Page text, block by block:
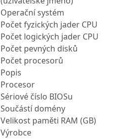
Operační systém
Počet fyzických jader CPU
Počet logických jader CPU
Počet pevných disků
Počet procesorů
Popis
Procesor
Sériové číslo BIOSu
Součástí domény
Velikost paměti RAM (GB)
Výrobce